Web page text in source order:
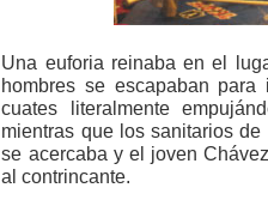
Una euforia reinaba en el
hombres se escapaban
cuates literalmente
mientras que los sanitarios
se acercaba y el joven
al contrincante.